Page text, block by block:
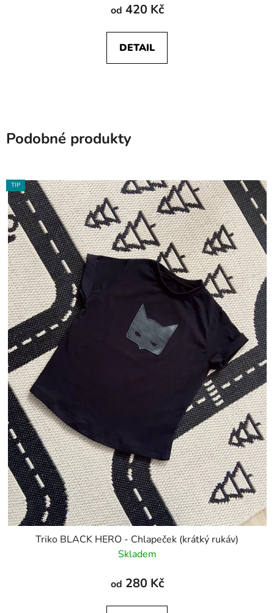
od 420 Kč
DETAIL
Podobné produkty
TIP
Triko BLACK HERO - Chlapeček (krátký rukáv)
Skladem
od 280 Kč